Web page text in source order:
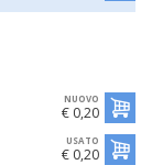
NUOVO
€ 0,20
USATO
€ 0,20